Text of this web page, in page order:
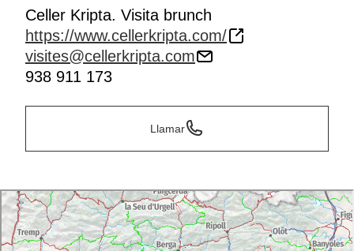
Celler Kripta. Visita brunch
https://www.cellerkripta.com/
visites@cellerkripta.com
938 911 173
Llamar